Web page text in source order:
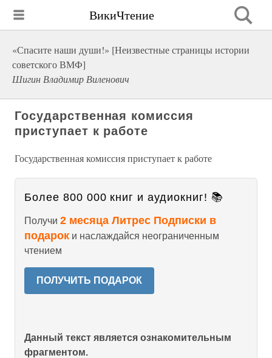
ВикиЧтение
«Спасите наши души!» [Неизвестные страницы истории
советского ВМФ]
Шигин Владимир Виленович
Государственная комиссия
приступает к работе
Государственная комиссия приступает к работе
Более 800 000 книг и аудиокниг! 📚
Получи 2 месяца Литрес Подписки в
подарок и наслаждайся неограниченным
чтением
ПОЛУЧИТЬ ПОДАРОК
Данный текст является ознакомительным
фрагментом.